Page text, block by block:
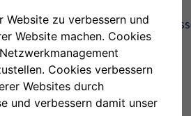
Sie sich jetzt und
Neuigkeiten mehr.
ERFAHREN